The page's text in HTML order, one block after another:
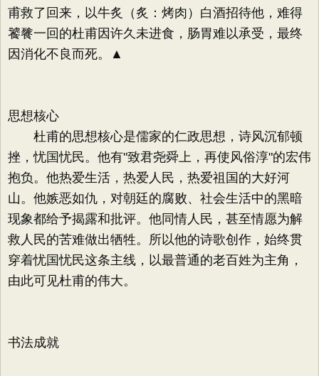
甫救了回来，以牛炙（炙：烤肉）白酒招待他，难得
饕餮一回的杜甫因许久未进食，肠胃难以承受，最终
因消化不良而死。▲
思想核心
杜甫的思想核心是儒家的仁政思想，诗风沉郁顿
挫，忧国忧民。他有"致君尧舜上，再使风俗淳"的宏伟
抱负。他热爱生活，热爱人民，热爱祖国的大好河
山。他嫉恶如仇，对朝廷的腐败、社会生活中的黑暗
现象都给予揭露和批评。他同情人民，甚至情愿为解
救人民的苦难做出牺牲。所以他的诗歌创作，始终贯
穿着忧国忧民这条主线，以最普通的老百姓为主角，
由此可见杜甫的伟大。
书法成就